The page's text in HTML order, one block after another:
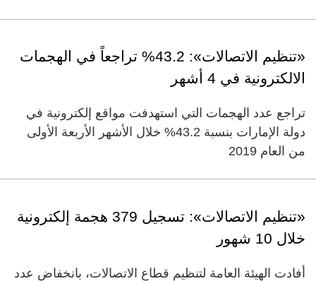
«تنظيم الاتصالات»: 43.2% تراجعاً في الهجمات
الالكترونية في 4 أشهر
تراجع عدد الهجمات التي استهدفت مواقع إلكترونية في
دولة الإمارات بنسبة 43.2% خلال الأشهر الأربعة الأولى
من العام 2019
«تنظيم الاتصالات»: تسجيل 379 هجمة إلكترونية
خلال 10 شهور
أفادت الهيئة العامة لتنظيم قطاع الاتصالات، بانخفاض عدد